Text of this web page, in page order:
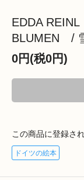
EDDA
BLUMEN /
0円(税0円)
この商品に登録さ
ドイツの絵本